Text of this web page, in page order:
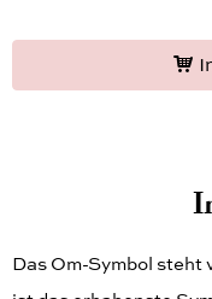
Das Om-Symbol steht